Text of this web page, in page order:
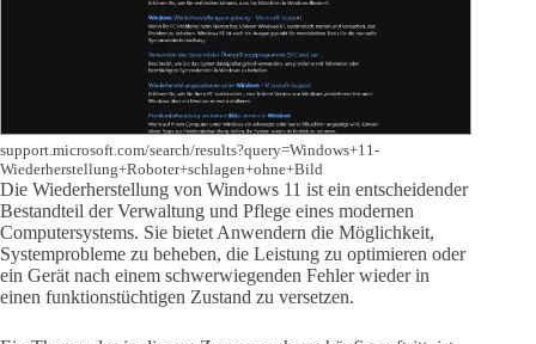
support.microsoft.com/search/results?query=Windows+11-
Wiederherstellung+Roboter+schlagen+ohne+Bild
Die Wiederherstellung von Windows 11 ist ein entscheidender
Bestandteil der Verwaltung und Pflege eines modernen
Computersystems. Sie bietet Anwendern die Möglichkeit,
Systemprobleme zu beheben, die Leistung zu optimieren oder
ein Gerät nach einem schwerwiegenden Fehler wieder in
einen funktionstüchtigen Zustand zu versetzen.